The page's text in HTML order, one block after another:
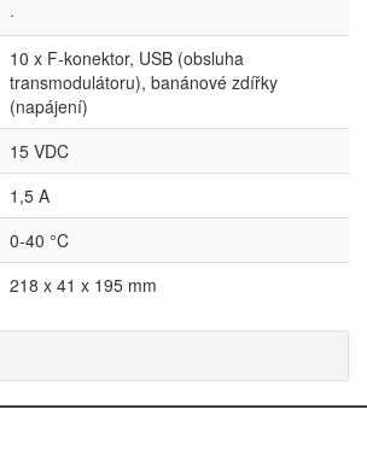
·
10 x F-konektor, USB (obsluha
transmodulátoru), banánové zdířky
(napájení)
15 VDC
1,5 A
0-40 °C
218 x 41 x 195 mm